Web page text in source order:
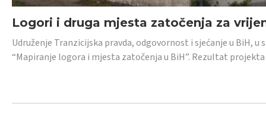
Logori i druga mjesta zatočenja za
Udruženje Tranzicijska pravda, odgovornost i sjećanje u BiH,
“Mapiranje logora i mjesta zatočenja u BiH”. Rezultat